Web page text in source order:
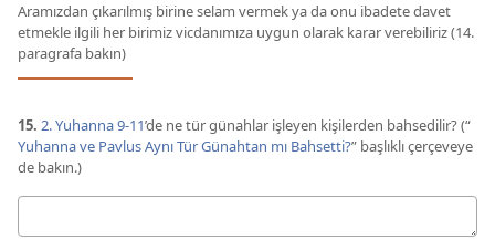
Aramızdan çıkarılmış birine selam vermek ya da onu ibadete davet
etmekle ilgili her birimiz vicdanımıza uygun olarak karar verebiliriz (14.
paragrafa bakın)
15. 2. Yuhanna 9-11’de ne tür günahlar işleyen kişilerden bahsedilir? (“
Yuhanna ve Pavlus Aynı Tür Günahtan mı Bahsetti?” başlıklı çerçeveye
de bakın.)